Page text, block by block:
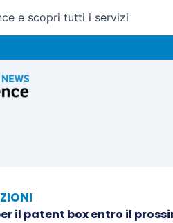
e scopri tutti i servizi
il patent box entro il